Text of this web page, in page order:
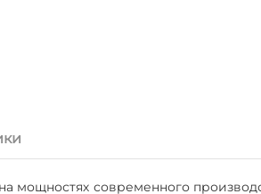
мощностях современного